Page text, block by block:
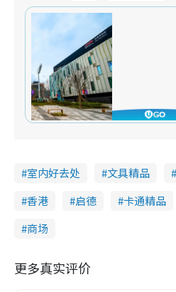
室内好去处 文具精品
香港
启德 卡通精品
商场
更多真实评价